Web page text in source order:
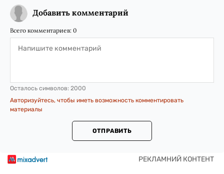
Добавить комментарий
Всего комментариев: 0
Осталось символов: 2000
Авторизуйтесь, чтобы иметь возможность комментировать
материалы
ОТПРАВИТЬ